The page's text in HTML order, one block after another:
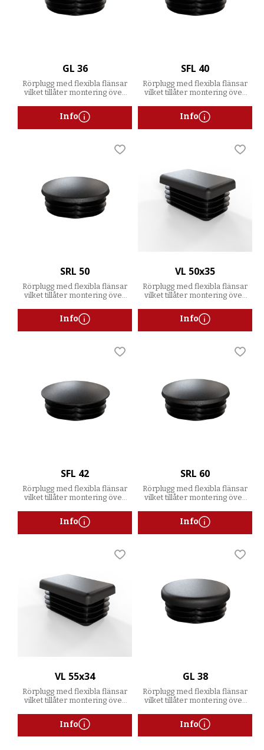
GL 36
Rörplugg med flexibla flänsar
vilket tillåter montering över
Info
SFL 40
Rörplugg med flexibla flänsar
vilket tillåter montering över
Info
SRL 50
Rörplugg med flexibla flänsar
vilket tillåter montering över
Lägg till i favoriter
Info
VL 50x35
Rörplugg med flexibla flänsar
vilket tillåter montering över
Info
SFL 42
Rörplugg med flexibla flänsar
vilket tillåter montering över
Lägg till i favoriter
Info
SRL 60
Rörplugg med flexibla flänsar
vilket tillåter montering över
Info
VL 55x34
Rörplugg med flexibla flänsar
vilket tillåter montering över
Lägg till i favoriter
Info
GL 38
Rörplugg med flexibla flänsar
vilket tillåter montering över
Info